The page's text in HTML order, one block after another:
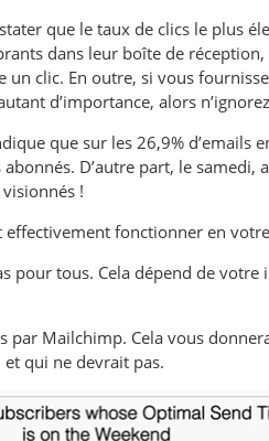
que le taux de clics le plus
dans leur boîte de
clic. En outre, si vous
d’importance, alors
que sur les 26,9% d’emails
D’autre part, le samedi,
!
fonctionner en
pour tous. Cela dépend de
par Mailchimp. Cela vous
qui ne devrait pas.